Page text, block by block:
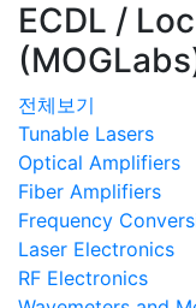
ECDL /
전체보기
Tunable Lasers
Optical Amplifiers
Fiber Amplifiers
Frequency
Laser Electronics
RF Electronics